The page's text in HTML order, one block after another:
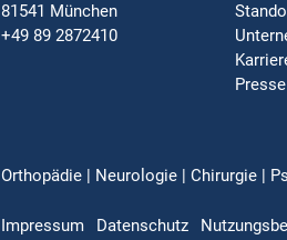
81541 München
+49 89 2872410
Presse
Orthopädie | Neurologie | Chirurgie |
Impressum Datenschutz